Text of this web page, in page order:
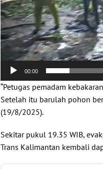
00:00
“Petugas pemadam
Setelah itu barulah pohon
(19/8/2025).
Sekitar pukul 19.35 WIB,
Trans Kalimantan kembali